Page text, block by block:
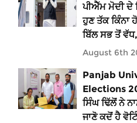
ਪੀਐੱਮ ਮੋਦੀ ਦੇ
ਹੁਣ ਤੱਕ ਕਿੰਨਾ
ਬਿੱਲ ਸਭ ਤੋਂ
August 6th
Panjab
Elections
ਸਿੰਘ ਢਿੱਲੋਂ ਨੇ
ਜਾਣੋ ਕਦੋਂ ਹੈ